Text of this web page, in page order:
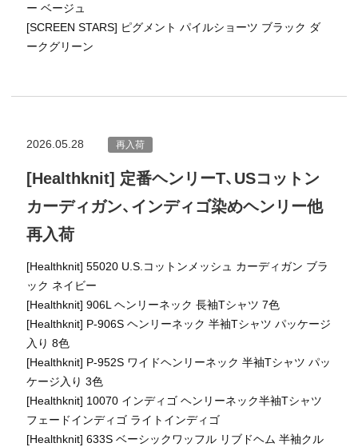
ー ベージュ
[SCREEN STARS] ピグメント パイルショーツ ブラック ダ
ークグリーン
2026.05.28 再入荷
[Healthknit] 定番ヘンリーT、USコットン
カーディガン、インディゴ染めヘンリー他
再入荷
[Healthknit] 55020 U.S.コットンメッシュ カーディガン ブラ
ック ネイビー
[Healthknit] 906L ヘンリーネック 長袖Tシャツ 7色
[Healthknit] P-906S ヘンリーネック 半袖Tシャツ パッケージ
入り 8色
[Healthknit] P-952S ワイドヘンリーネック 半袖Tシャツ パッ
ケージ入り 3色
[Healthknit] 10070 インディゴ ヘンリーネック半袖Tシャツ
フェードインディゴ ライトインディゴ
[Healthknit] 633S ベーシックワッフル リブドヘム 半袖クル